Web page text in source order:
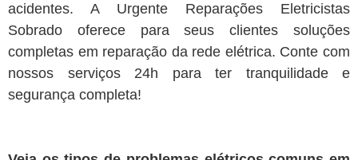
acidentes. A Urgente Reparações Eletricistas
Sobrado oferece para seus clientes soluções
completas em reparação da rede elétrica. Conte com
nossos serviços 24h para ter tranquilidade e
segurança completa!